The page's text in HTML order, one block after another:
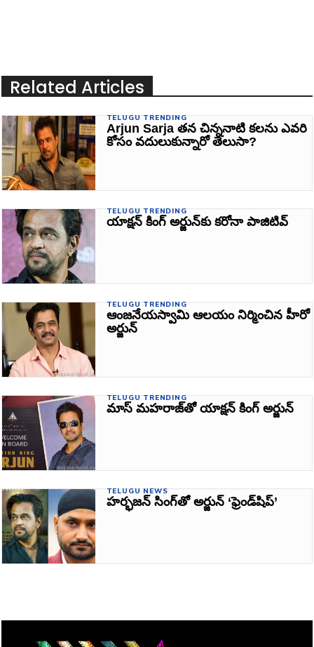
Related Articles
TELUGU TRENDING
Arjun Sarja తన చిన్ననాటి కలను ఎవరి
కోసం వదులుకున్నారో తెలుసా?
TELUGU TRENDING
యాక్షన్‌ కింగ్‌ అర్జున్‌కు కరోనా పాజిటివ్‌
TELUGU TRENDING
ఆంజనేయస్వామి ఆలయం నిర్మించిన హీరో
అర్జున్‌
TELUGU TRENDING
మాస్‌ మహరాజ్‌తో యాక్షన్‌ కింగ్ అర్జున్
TELUGU NEWS
హర్భజన్‌ సింగ్‌తో అర్జున్‌ ‘ఫ్రెండ్‌షిప్‌’